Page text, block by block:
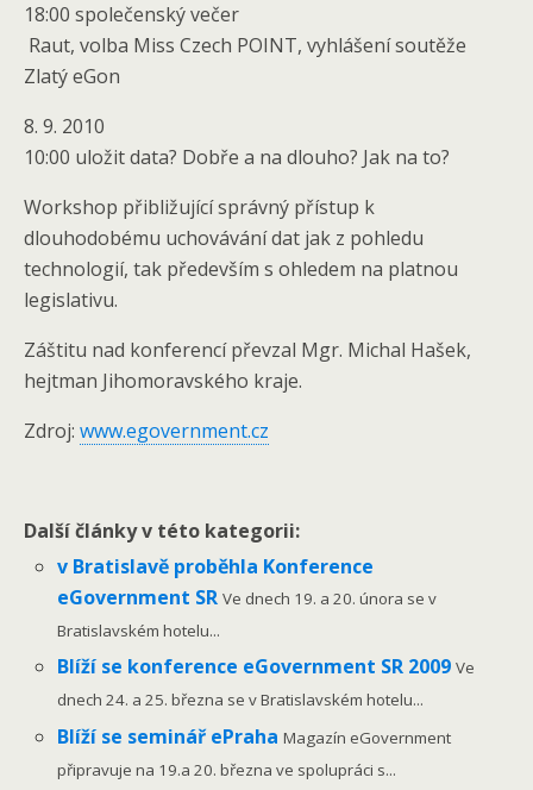
18:00 společenský večer
Raut, volba Miss Czech POINT, vyhlášení soutěže
Zlatý eGon
8. 9. 2010
10:00 uložit data? Dobře a na dlouho? Jak na to?
Workshop přibližující správný přístup k
dlouhodobému uchovávání dat jak z pohledu
technologií, tak především s ohledem na platnou
legislativu.
Záštitu nad konferencí převzal Mgr. Michal Hašek,
hejtman Jihomoravského kraje.
Zdroj: www.egovernment.cz
Další články v této kategorii:
v Bratislavě proběhla Konference
eGovernment SRVe dnech 19. a 20. února se v
Bratislavském hotelu...
Blíží se konference eGovernment SR 2009Ve
dnech 24. a 25. března se v Bratislavském hotelu...
Blíží se seminář ePrahaMagazín eGovernment
připravuje na 19.a 20. března ve spolupráci s...